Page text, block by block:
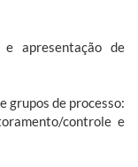
e apresentação de
grupos de processo:
controle e